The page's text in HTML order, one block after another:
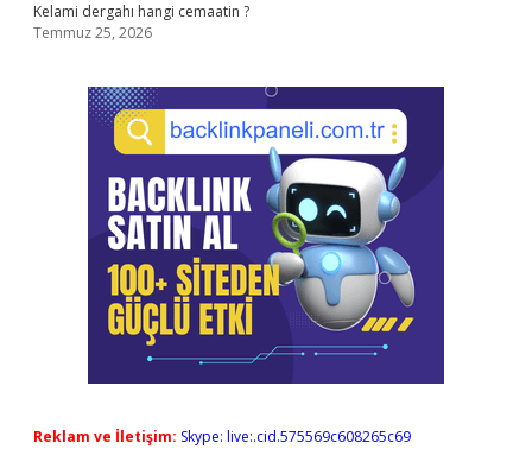
Kelami dergahı hangi cemaatin ?
Temmuz 25, 2026
Reklam ve İletişim: Skype: live:.cid.575569c608265c69